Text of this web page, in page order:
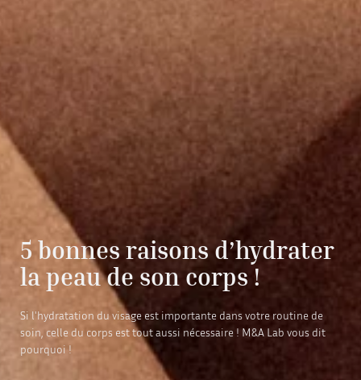
5 bonnes raisons d’hydrater
la peau de son corps !
Si l'hydratation du visage est importante dans votre routine de
soin, celle du corps est tout aussi nécessaire ! M&A Lab vous dit
pourquoi !